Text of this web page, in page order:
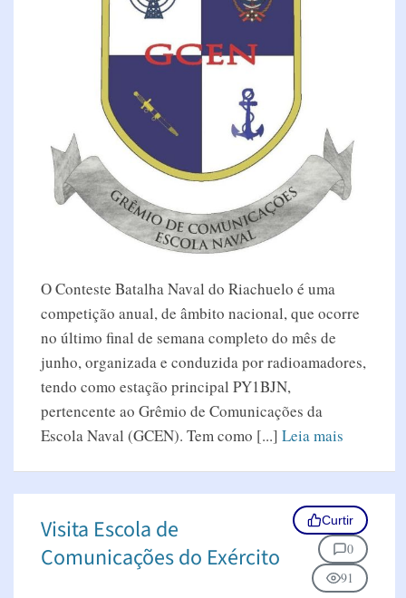
O Conteste Batalha Naval do Riachuelo é uma
competição anual, de âmbito nacional, que ocorre
no último final de semana completo do mês de
junho, organizada e conduzida por radioamadores,
tendo como estação principal PY1BJN,
pertencente ao Grêmio de Comunicações da
Escola Naval (GCEN). Tem como [...] Leia mais
Visita Escola de
Comunicações do Exército
Curtir
0
91